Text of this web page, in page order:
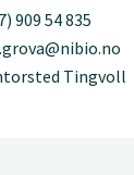
909 54 835
Tingvoll